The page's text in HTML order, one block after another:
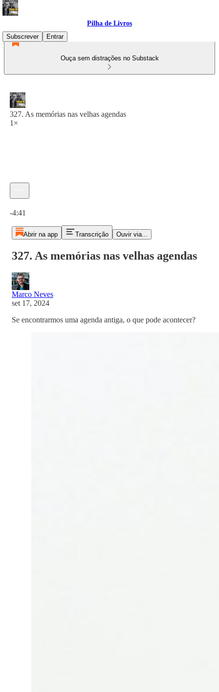
Pilha de Livros
Subscrever
Entrar
Ouça sem distrações no Substack
327. As memórias nas velhas agendas
1×
-4:41
Abrir na app Transcrição Ouvir via...
327. As memórias nas velhas agendas
Marco Neves
set 17, 2024
Se encontrarmos uma agenda antiga, o que pode acontecer?